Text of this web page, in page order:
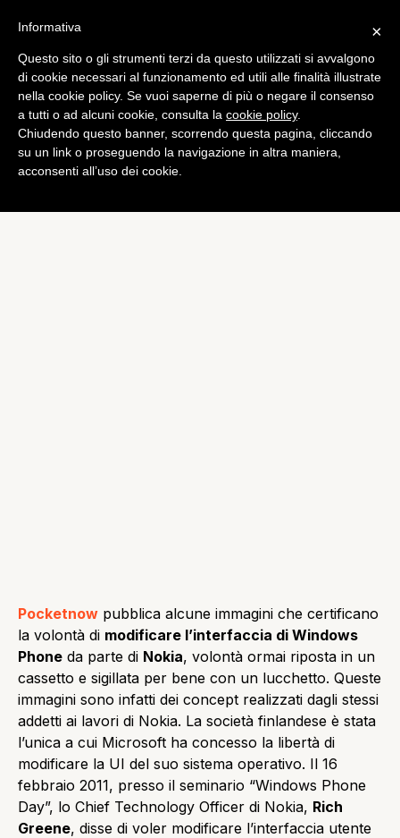
Tech
Nokia voleva modificare
l’interfaccia di Windows
Phone
diAlessandro Moretti
Pocketnow pubblica alcune immagini che certificano
la volontà di modificare l’interfaccia di Windows
Phone da parte di Nokia, volontà ormai riposta in un
cassetto e sigillata per bene con un lucchetto. Queste
immagini sono infatti dei concept realizzati dagli stessi
addetti ai lavori di Nokia. La società finlandese è stata
l’unica a cui Microsoft ha concesso la libertà di
modificare la UI del suo sistema operativo. Il 16
febbraio 2011, presso il seminario “Windows Phone
Day”, lo Chief Technology Officer di Nokia, Rich
Greene, disse di voler modificare l’interfaccia utente
×
Informativa
Questo sito o gli strumenti terzi da questo utilizzati si avvalgono
di cookie necessari al funzionamento ed utili alle finalità illustrate
nella cookie policy. Se vuoi saperne di più o negare il consenso
a tutti o ad alcuni cookie, consulta la cookie policy.
Chiudendo questo banner, scorrendo questa pagina, cliccando
su un link o proseguendo la navigazione in altra maniera,
acconsenti all’uso dei cookie.